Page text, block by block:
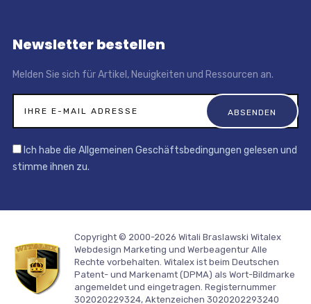
Newsletter bestellen
Melden Sie sich für Artikel, Neuigkeiten und Ressourcen an.
Ich habe die Allgemeinen Geschäftsbedingungen gelesen und
stimme ihnen zu.
Copyright © 2000-2026 Witali Braslawski Witalex
Webdesign Marketing und WerbeagenturAlle
Rechte vorbehalten. Witalex ist beim Deutschen
Patent- und Markenamt (DPMA) als Wort-Bildmarke
angemeldet und eingetragen. Registernummer
302020229324, Aktenzeichen 3020202293240